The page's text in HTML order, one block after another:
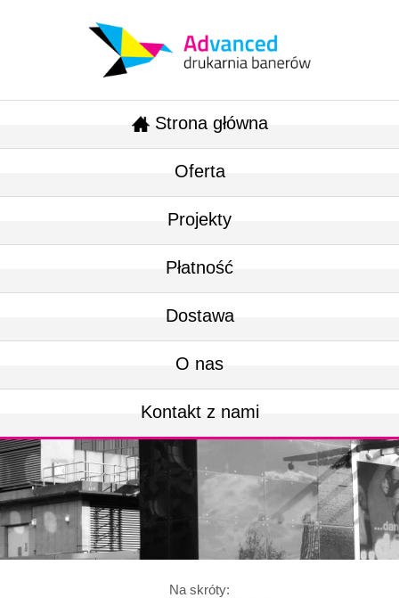
Strona główna
Oferta
Projekty
Płatność
Dostawa
O nas
Kontakt z nami
Na skróty: